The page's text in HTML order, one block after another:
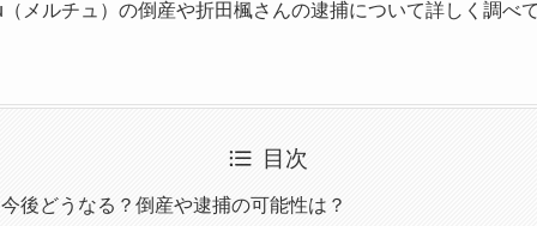
メルチュ）の倒産や折田楓さんの逮捕について詳しく調べて
目次
後どうなる？倒産や逮捕の可能性は？